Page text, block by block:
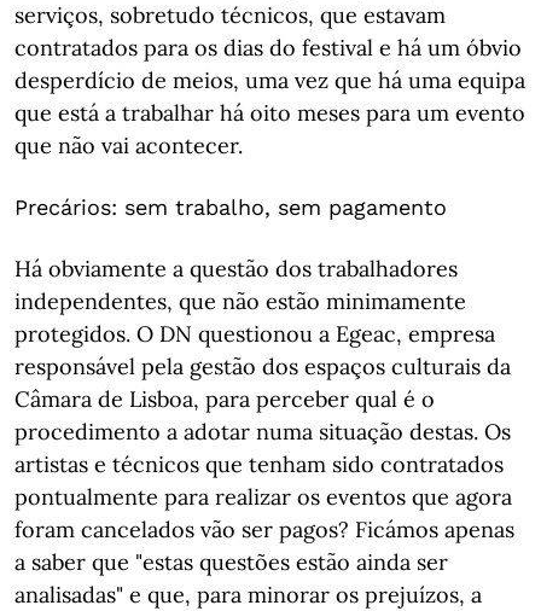
serviços, sobretudo técnicos, que estavam
contratados para os dias do festival e há um óbvio
desperdício de meios, uma vez que há uma equipa
que está a trabalhar há oito meses para um evento
que não vai acontecer.
Precários: sem trabalho, sem pagamento
Há obviamente a questão dos trabalhadores
independentes, que não estão minimamente
protegidos. O DN questionou a Egeac, empresa
responsável pela gestão dos espaços culturais da
Câmara de Lisboa, para perceber qual é o
procedimento a adotar numa situação destas. Os
artistas e técnicos que tenham sido contratados
pontualmente para realizar os eventos que agora
foram cancelados vão ser pagos? Ficámos apenas
a saber que "estas questões estão ainda ser
analisadas" e que, para minorar os prejuízos, a